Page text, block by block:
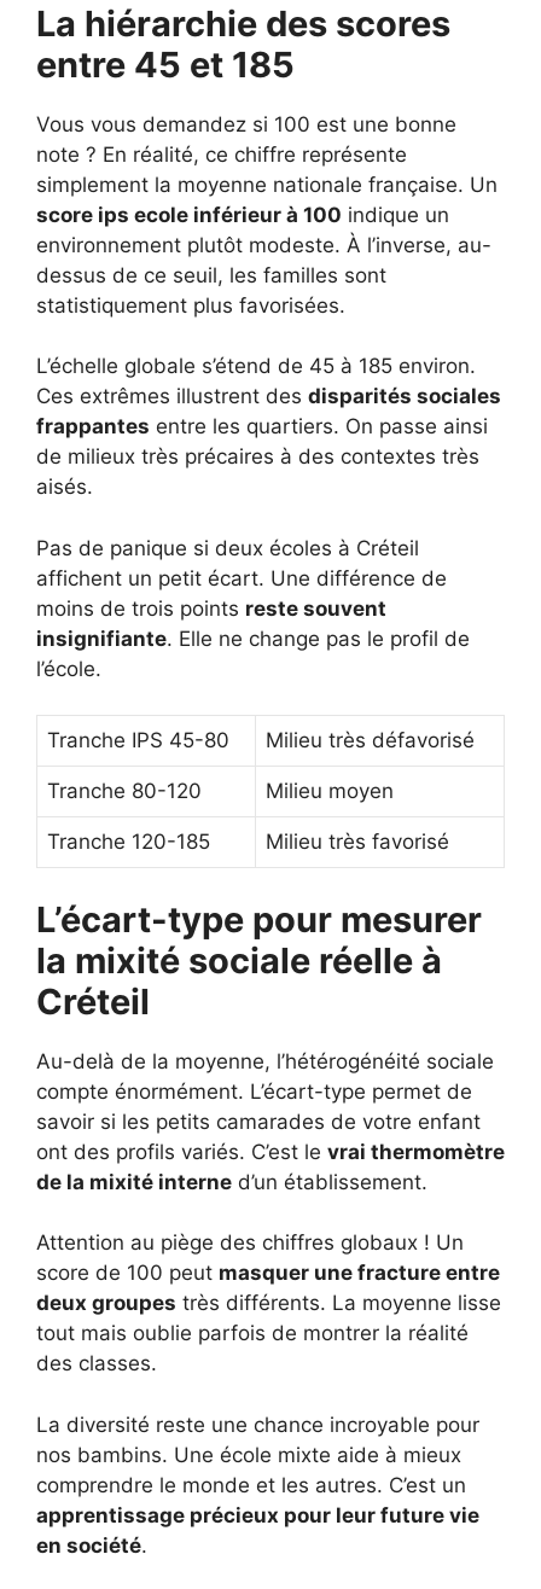
La hiérarchie des scores
entre 45 et 185
Vous vous demandez si 100 est une bonne
note ? En réalité, ce chiffre représente
simplement la moyenne nationale française. Un
score ips ecole inférieur à 100 indique un
environnement plutôt modeste. À l’inverse, au-
dessus de ce seuil, les familles sont
statistiquement plus favorisées.
L’échelle globale s’étend de 45 à 185 environ.
Ces extrêmes illustrent des disparités sociales
frappantes entre les quartiers. On passe ainsi
de milieux très précaires à des contextes très
aisés.
Pas de panique si deux écoles à Créteil
affichent un petit écart. Une différence de
moins de trois points reste souvent
insignifiante. Elle ne change pas le profil de
l’école.
Tranche IPS 45-80 Milieu très défavorisé
Tranche 80-120 Milieu moyen
Tranche 120-185 Milieu très favorisé
L’écart-type pour mesurer
la mixité sociale réelle à
Créteil
Au-delà de la moyenne, l’hétérogénéité sociale
compte énormément. L’écart-type permet de
savoir si les petits camarades de votre enfant
ont des profils variés. C’est le vrai thermomètre
de la mixité interne d’un établissement.
Attention au piège des chiffres globaux ! Un
score de 100 peut masquer une fracture entre
deux groupes très différents. La moyenne lisse
tout mais oublie parfois de montrer la réalité
des classes.
La diversité reste une chance incroyable pour
nos bambins. Une école mixte aide à mieux
comprendre le monde et les autres. C’est un
apprentissage précieux pour leur future vie
en société.